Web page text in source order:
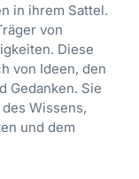
in ihrem Sattel.
von
Diese
von Ideen, den
Gedanken. Sie
Wissens,
und dem